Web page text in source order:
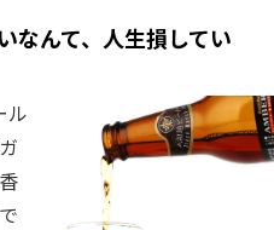
なんて、人生損してい
ル